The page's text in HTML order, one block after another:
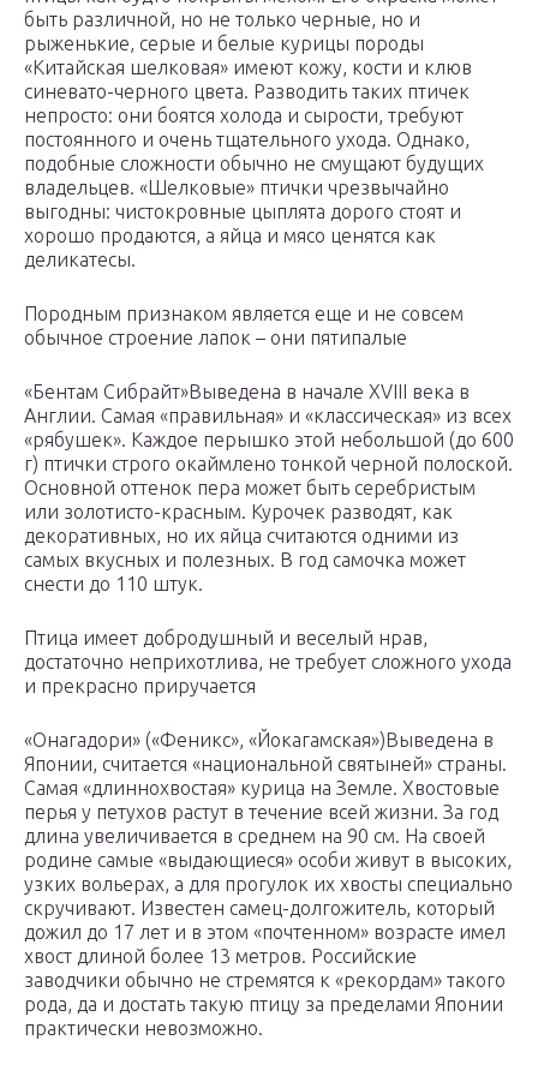
быть различной, но не только черные, но и
рыженькие, серые и белые курицы породы
«Китайская шелковая» имеют кожу, кости и клюв
синевато-черного цвета. Разводить таких птичек
непросто: они боятся холода и сырости, требуют
постоянного и очень тщательного ухода. Однако,
подобные сложности обычно не смущают будущих
владельцев. «Шелковые» птички чрезвычайно
выгодны: чистокровные цыплята дорого стоят и
хорошо продаются, а яйца и мясо ценятся как
деликатесы.
Породным признаком является еще и не совсем
обычное строение лапок – они пятипалые
«Бентам Сибрайт»Выведена в начале XVIII века в
Англии. Самая «правильная» и «классическая» из всех
«рябушек». Каждое перышко этой небольшой (до 600
г) птички строго окаймлено тонкой черной полоской.
Основной оттенок пера может быть серебристым
или золотисто-красным. Курочек разводят, как
декоративных, но их яйца считаются одними из
самых вкусных и полезных. В год самочка может
снести до 110 штук.
Птица имеет добродушный и веселый нрав,
достаточно неприхотлива, не требует сложного ухода
и прекрасно приручается
«Онагадори» («Феникс», «Йокагамская»)Выведена в
Японии, считается «национальной святыней» страны.
Самая «длиннохвостая» курица на Земле. Хвостовые
перья у петухов растут в течение всей жизни. За год
длина увеличивается в среднем на 90 см. На своей
родине самые «выдающиеся» особи живут в высоких,
узких вольерах, а для прогулок их хвосты специально
скручивают. Известен самец-долгожитель, который
дожил до 17 лет и в этом «почтенном» возрасте имел
хвост длиной более 13 метров. Российские
заводчики обычно не стремятся к «рекордам» такого
рода, да и достать такую птицу за пределами Японии
практически невозможно.